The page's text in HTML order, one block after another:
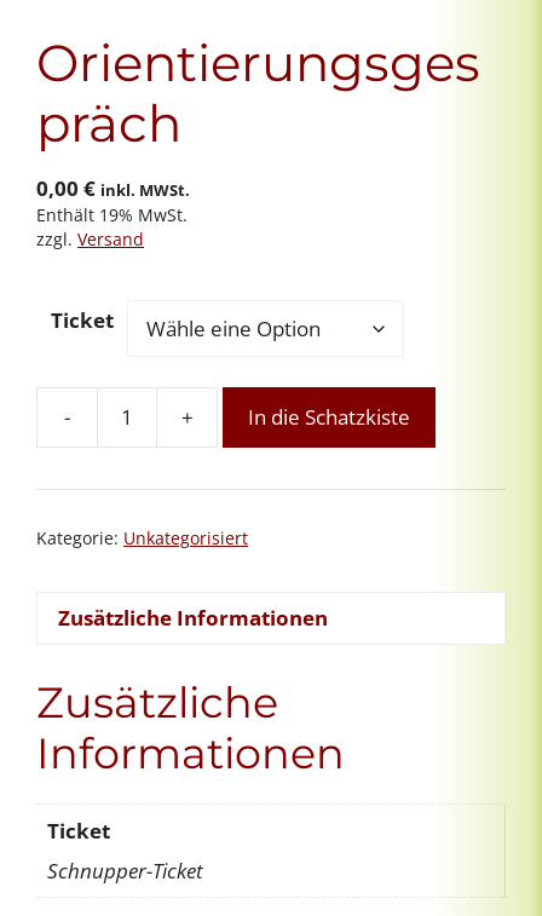
Orientierungsges
präch
0,00 € inkl. MWSt.
Enthält 19% MwSt.
zzgl. Versand
Ticket
-
Orientierungsgespräch
+ In die Schatzkiste
Kategorie: Unkategorisiert
Zusätzliche Informationen
Zusätzliche
Informationen
Ticket
Schnupper-Ticket